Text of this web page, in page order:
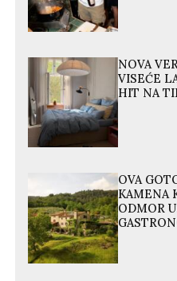
NOVA
VISEĆE
HIT NA
OVA
KAMENA
ODMOR